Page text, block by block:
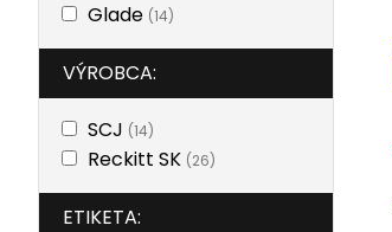
Glade (14)
VÝROBCA:
SCJ (14)
Reckitt SK (26)
ETIKETA: